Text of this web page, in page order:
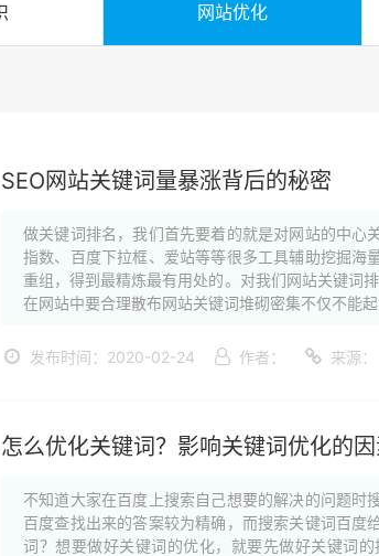
网站优化
SEO网站关键词量暴涨背后的秘密
做关键词排名，我们首先要着的就是对网站的中心
指数、百度下拉框、爱站等等很多工具辅助挖掘海
重组，得到最精炼最有用处的。对我们网站关键词
在网站中要合理散布网站关键词堆砌密集不仅不能起
发布时间：2020-02-24 作者： 来源：
怎么优化关键词？影响关键词优化的因
不知道大家在百度上搜索自己想要的解决的问题
百度查找出来的答案较为精确，而搜索关键词百
词？想要做好关键词的优化，就要先做好关键词